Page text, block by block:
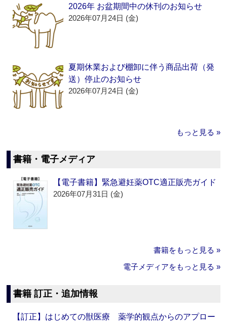
2026年 お盆期間中の休刊のお知らせ
2026年07月24日 (金)
夏期休業および棚卸に伴う商品出荷（発
送）停止のお知らせ
2026年07月24日 (金)
もっと見る »
書籍・電子メディア
【電子書籍】緊急避妊薬OTC適正販売ガイド
2026年07月31日 (金)
書籍をもっと見る »
電子メディアをもっと見る »
書籍 訂正・追加情報
【訂正】はじめての獣医療 薬学的観点からのアプロー